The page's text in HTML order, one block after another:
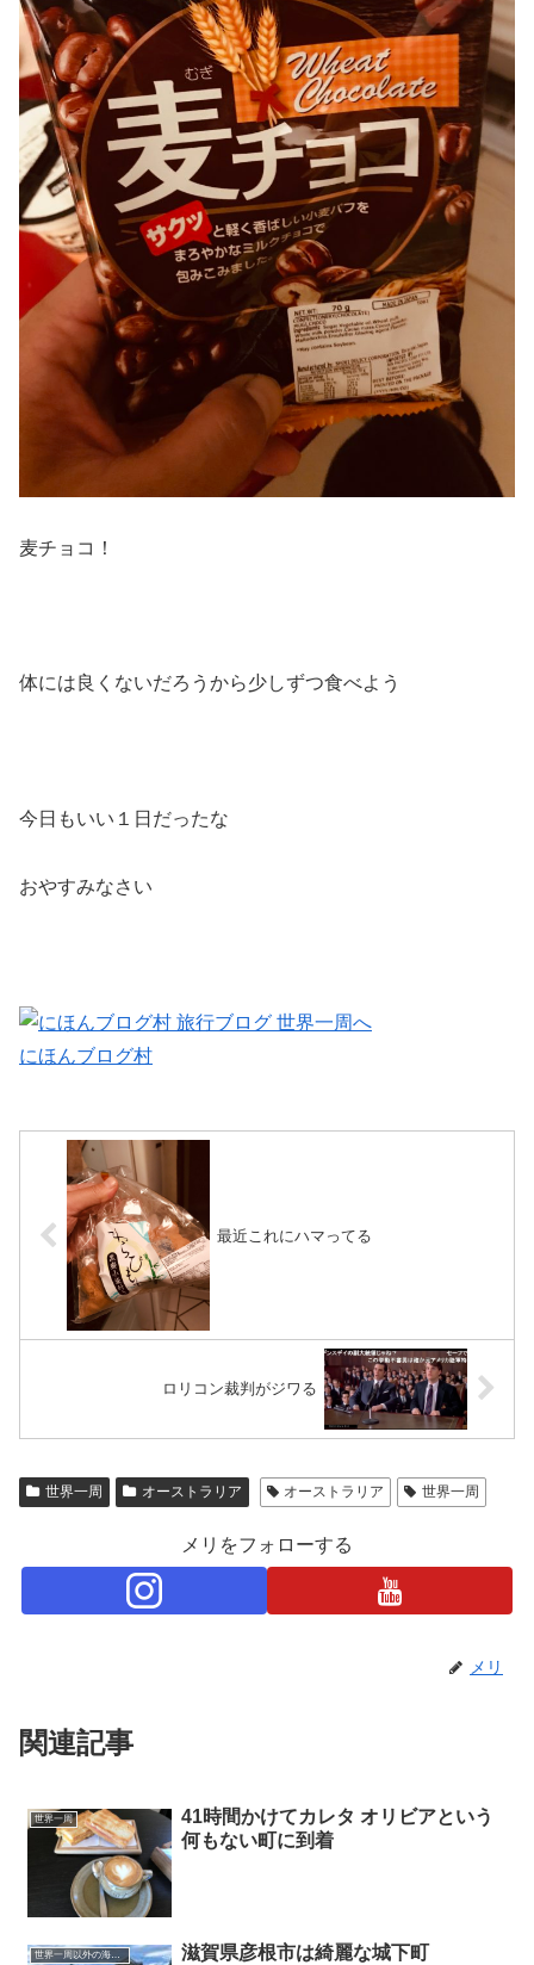
麦チョコ！
体には良くないだろうから少しずつ食べよう
今日もいい１日だったな
おやすみなさい
にほんブログ村
最近これにハマってる
ロリコン裁判がジワる
世界一周 オーストラリア オーストラリア 世界一周
メリをフォローする
メリ
関連記事
世界一周
41時間かけてカレタ オリビアという
何もない町に到着
世界一周以外の海外旅行記 滋賀県彦根市は綺麗な城下町